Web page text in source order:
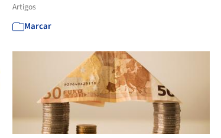
Artigos
Marcar